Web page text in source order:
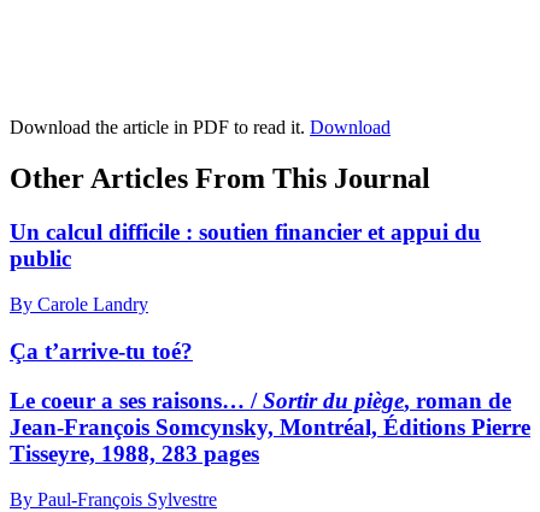
Download the article in PDF to read it. Download
Other Articles From This Journal
Un calcul difficile : soutien financier et appui du
public
By Carole Landry
Ça t’arrive-tu toé?
Le coeur a ses raisons… /Sortir du piège, roman de
Jean-François Somcynsky, Montréal, Éditions Pierre
Tisseyre, 1988, 283 pages
By Paul-François Sylvestre